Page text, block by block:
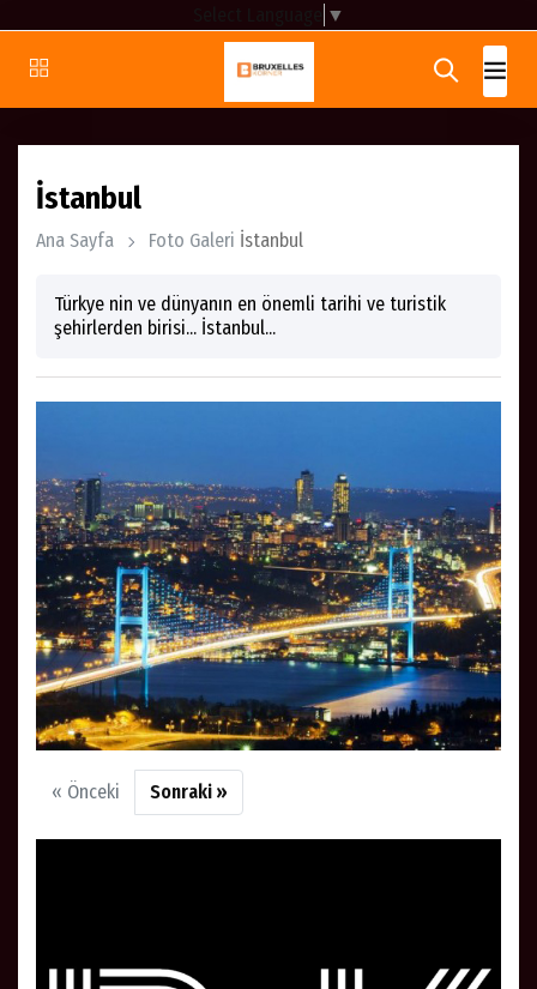
▼
İstanbul
Ana Sayfa Foto Galeri İstanbul
Türkye nin ve dünyanın en önemli tarihi ve turistik
şehirlerden birisi... İstanbul...
« Önceki Sonraki »